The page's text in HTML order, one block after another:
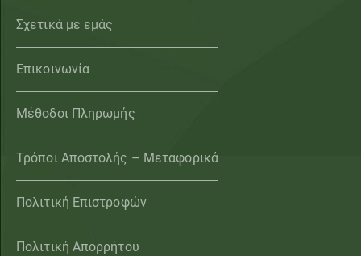
Σχετικά με εμάς
Επικοινωνία
Μέθοδοι Πληρωμής
Τρόποι Αποστολής – Μεταφορικά
Πολιτική Επιστροφών
Πολιτική Απορρήτου